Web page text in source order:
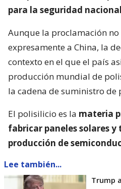
para la seguridad nacional
Aunque la proclamación no
expresamente a China, la
contexto en el que el país
producción mundial de
la cadena de suministro de
El polisilicio es la materia
fabricar paneles solares
producción de
Lee también...
Trump